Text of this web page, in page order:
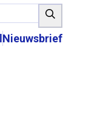
Nieuwsbrief
Zoeken